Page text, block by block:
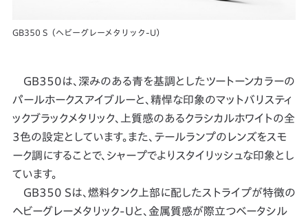
GB350 S（ヘビーグレーメタリック-U）
GB350は、深みのある青を基調としたツートーンカラーの
パールホークスアイブルーと、精悍な印象のマットバリスティ
ックブラックメタリック、上質感のあるクラシカルホワイトの全
3色の設定としています。また、テールランプのレンズをスモ
ーク調にすることで、シャープでよりスタイリッシュな印象とし
ています。
GB350 Sは、燃料タンク上部に配したストライプが特徴の
ヘビーグレーメタリック-Uと、金属質感が際立つベータシル